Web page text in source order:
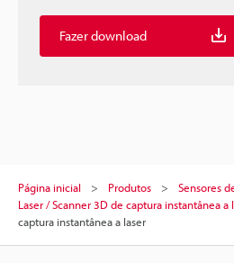
Fazer download
Página inicial Produtos Sensores
Laser / Scanner 3D de captura instantânea a
captura instantânea a laser